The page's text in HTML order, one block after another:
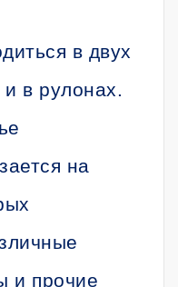
в двух
в рулонах.
на
и прочие